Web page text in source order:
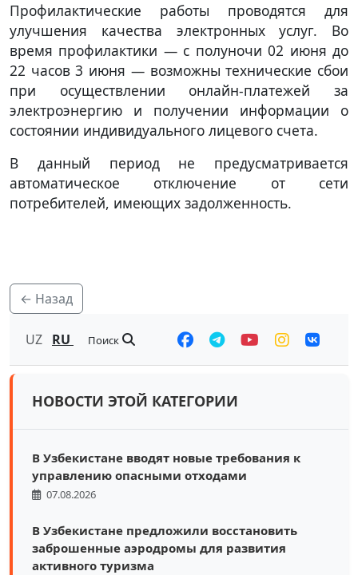
Профилактические работы проводятся для
улучшения качества электронных услуг. Во
время профилактики — с полуночи 02 июня до
22 часов 3 июня — возможны технические сбои
при осуществлении онлайн-платежей за
электроэнергию и получении информации о
состоянии индивидуального лицевого счета.
В данный период не предусматривается
автоматическое отключение от сети
потребителей, имеющих задолженность.
← Назад
UZ RU Поиск
НОВОСТИ ЭТОЙ КАТЕГОРИИ
В Узбекистане вводят новые требования к
управлению опасными отходами
07.08.2026
В Узбекистане предложили восстановить
заброшенные аэродромы для развития
активного туризма